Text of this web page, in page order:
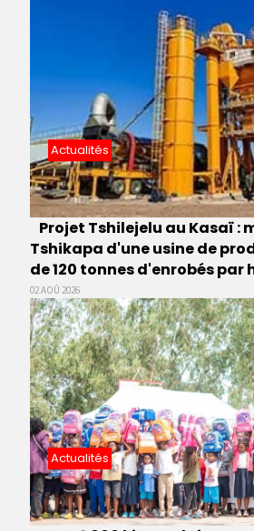
Actualités
Projet Tshilejelu au Kasaï :
Tshikapa d'une usine de
de 120 tonnes d'enrobés par
02 AOÛ 2026
Actualités